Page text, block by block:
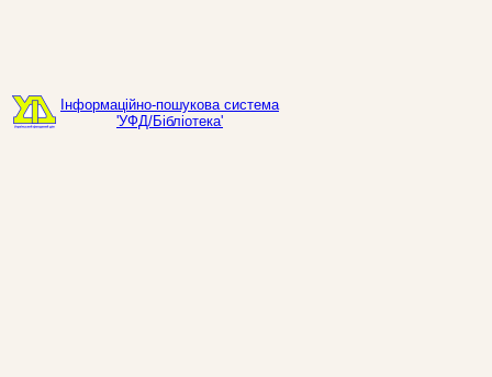
Інформаційно-пошукова система
'УФД/Бібліотека'